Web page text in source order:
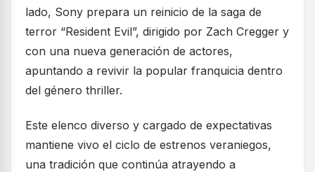
lado, Sony prepara un reinicio de la saga de
terror “Resident Evil”, dirigido por Zach Cregger y
con una nueva generación de actores,
apuntando a revivir la popular franquicia dentro
del género thriller.
Este elenco diverso y cargado de expectativas
mantiene vivo el ciclo de estrenos veraniegos,
una tradición que continúa atrayendo a